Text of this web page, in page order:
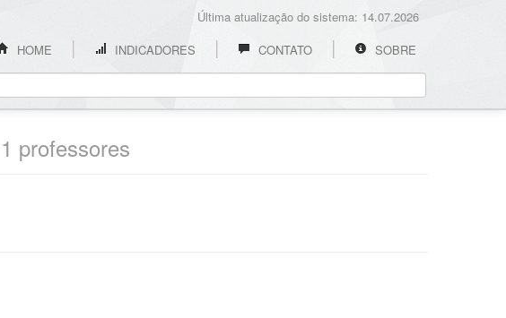
Última atualização do sistema: 14.07.2026
HOME
INDICADORES CONTATO SOBRE
professores